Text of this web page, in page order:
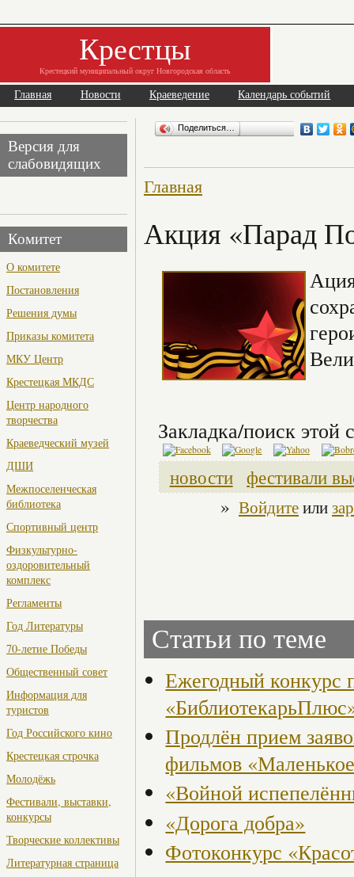
Крестцы
Крестецкий муниципальный округ Новгородская область
Главная Новости Краеведение Календарь событий
Версия для
слабовидящих
Комитет
О комитете
Постановления
Решения думы
Приказы комитета
МКУ Центр
Крестецкая МКДС
Центр народного
творчества
Краеведческий музей
ДШИ
Межпоселенческая
библиотека
Спортивный центр
Физкультурно-
оздоровительный
комплекс
Регламенты
Год Литературы
70-летие Победы
Общественный совет
Информация для
туристов
Год Российского кино
Крестецкая строчка
Молодёжь
Фестивали, выставки,
конкурсы
Творческие коллективы
Литературная страница
Поделиться…
Главная
Акция «Парад
Закладка/поиск этой
новости фестивали
» Войдитеили
Статьи по теме
Ежегодный конкурс
Продлён прием
фильмов
«Войной
«Дорога добра»
Фотоконкурс